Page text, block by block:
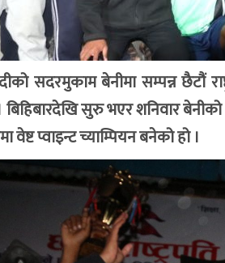
सदरमुकाम बेनीमा सम्पन्न छैटौं
सुरु भएर शनिवार
वेष्ट प्वाइन्ट च्याम्पियन बनेको हो ।